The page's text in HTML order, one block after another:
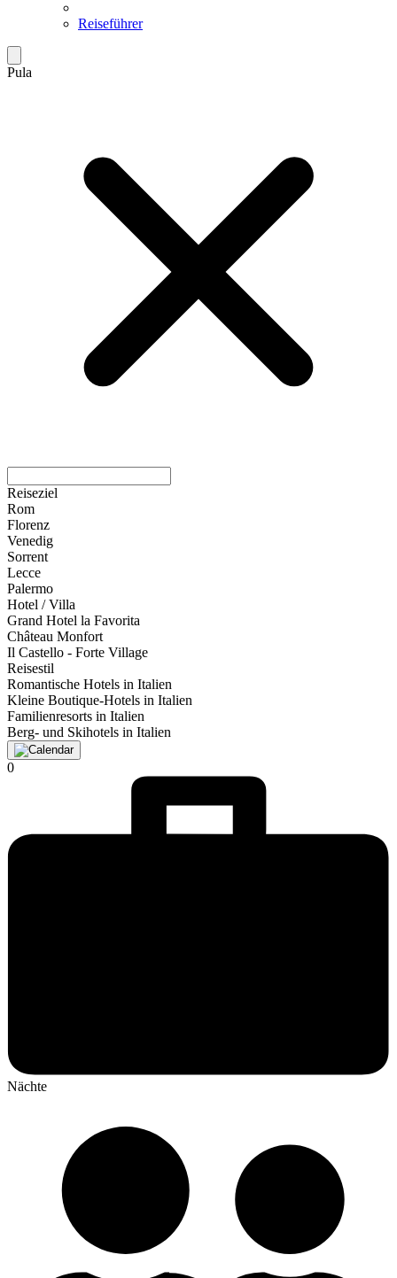
Reiseführer
Pula
Reiseziel
Rom
Florenz
Venedig
Sorrent
Lecce
Palermo
Hotel / Villa
Grand Hotel la Favorita
Château Monfort
Il Castello - Forte Village
Reisestil
Romantische Hotels in Italien
Kleine Boutique-Hotels in Italien
Familienresorts in Italien
Berg- und Skihotels in Italien
0
Nächte